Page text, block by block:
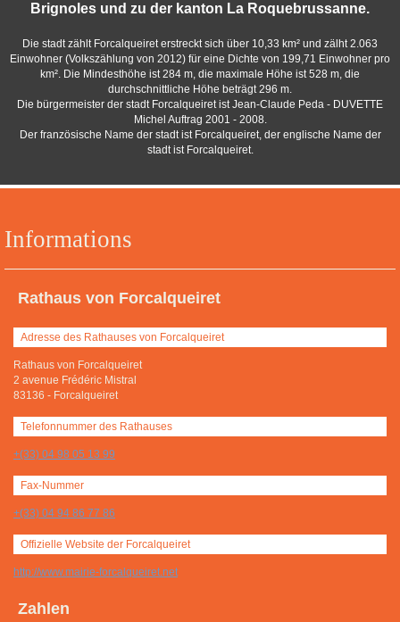
Informations
Rathaus von Forcalqueiret
Adresse des Rathauses von Forcalqueiret
Rathaus von Forcalqueiret
2 avenue Frédéric Mistral
83136 - Forcalqueiret
Telefonnummer des Rathauses
+(33) 04 98 05 13 99
Fax-Nummer
+(33) 04 94 86 77 86
Offizielle Website der Forcalqueiret
http://www.mairie-forcalqueiret.net
Zahlen
Brignoles und zu der kanton La Roquebrussanne.
Die stadt zählt Forcalqueiret erstreckt sich über 10,33 km² und zälht 2.063
Einwohner (Volkszählung von 2012) für eine Dichte von 199,71 Einwohner pro
km². Die Mindesthöhe ist 284 m, die maximale Höhe ist 528 m, die
durchschnittliche Höhe beträgt 296 m.
Die bürgermeister der stadt Forcalqueiret ist Jean-Claude Peda - DUVETTE
Michel Auftrag 2001 - 2008.
Der französische Name der stadt ist Forcalqueiret, der englische Name der
stadt ist Forcalqueiret.